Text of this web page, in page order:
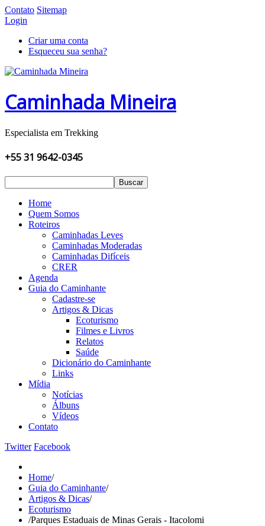
Contato Sitemap
Login
Criar uma conta
Esqueceu sua senha?
Caminhada Mineira
Especialista em Trekking
+55 31 9642-0345
Buscar
Home
Quem Somos
Roteiros
Caminhadas Leves
Caminhadas Moderadas
Caminhadas Difíceis
CRER
Agenda
Guia do Caminhante
Cadastre-se
Artigos & Dicas
Ecoturismo
Filmes e Livros
Relatos
Saúde
Dicionário do Caminhante
Links
Mídia
Notícias
Álbuns
Vídeos
Contato
Twitter Facebook
Home/
Guia do Caminhante/
Artigos & Dicas/
Ecoturismo
/Parques Estaduais de Minas Gerais - Itacolomi